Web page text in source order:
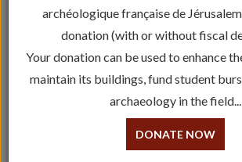
archéologique française de
donation (with or without fiscal
Your donation can be used to enhance
maintain its buildings, fund student
archaeology in the field...
DONATE NOW